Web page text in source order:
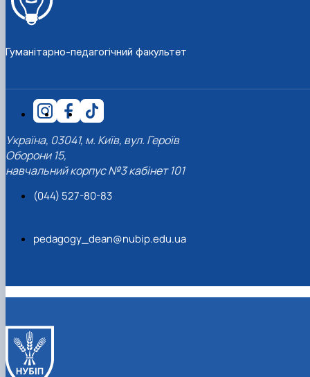
Гуманітарно-педагогічний факультет
Україна, 03041, м. Київ, вул. Героїв
Оборони 15,
навчальний корпус №3 кабінет 101
(044) 527-80-83
pedagogy_dean@nubip.edu.ua